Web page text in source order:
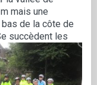
mais une
de la côte de
succèdent les